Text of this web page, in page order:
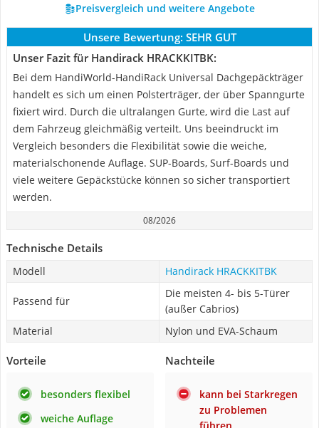
Preisvergleich und weitere Angebote
Unsere Bewertung: SEHR GUT
Unser Fazit für Handirack HRACKKITBK:
Bei dem HandiWorld-HandiRack Universal Dachgepäckträger
handelt es sich um einen Polsterträger, der über Spanngurte
fixiert wird. Durch die ultralangen Gurte, wird die Last auf
dem Fahrzeug gleichmäßig verteilt. Uns beeindruckt im
Vergleich besonders die Flexibilität sowie die weiche,
materialschonende Auflage. SUP-Boards, Surf-Boards und
viele weitere Gepäckstücke können so sicher transportiert
werden.
08/2026
Technische Details
Modell Handirack HRACKKITBK
Passend für
Die meisten 4- bis 5-Türer
(außer Cabrios)
Material
Nylon und EVA-Schaum
Vorteile
besonders flexibel
weiche Auflage
Nachteile
kann bei Starkregen
zu Problemen